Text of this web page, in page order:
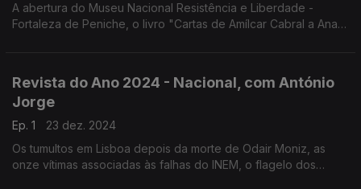
A abertura do Museu Nacional Resistência e Liberdade -
Fortaleza de Peniche, o livro "Cartas de Amílcar Cabral a Ana
Revista do Ano 2024 - Nacional, com António
Jorge
Ep. 1
23 dez. 2024
Os tumultos em Lisboa depois da morte de Odair Moniz, as
onze vítimas associadas às falhas do INEM, o flagelo dos